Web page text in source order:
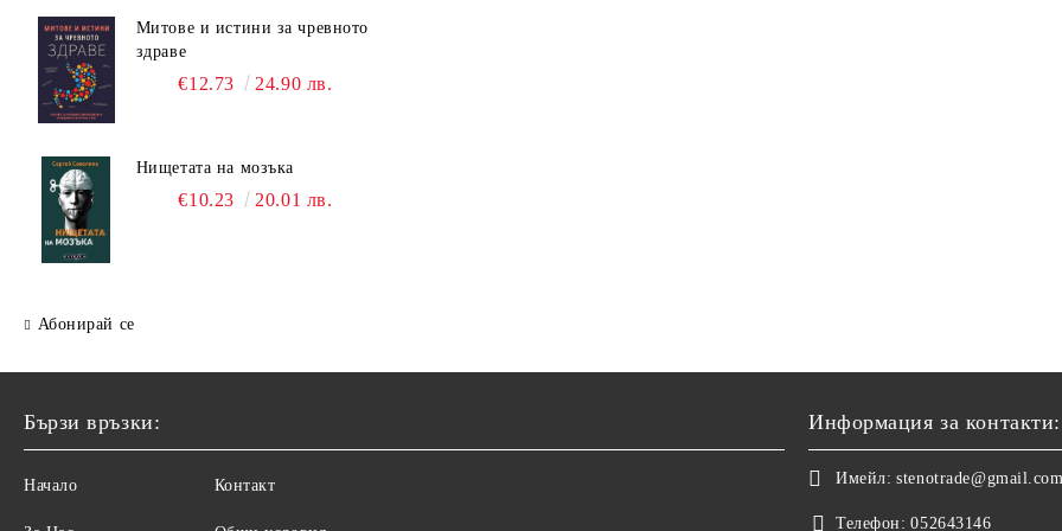
Митове и истини за чревното
здраве
€12.73 24.90 лв.
Нищетата на мозъка
€10.23 20.01 лв.
Абонирай се
Бързи връзки:
Начало Контакт
Информация за контакти:
Имейл:
Телефон: 052643146